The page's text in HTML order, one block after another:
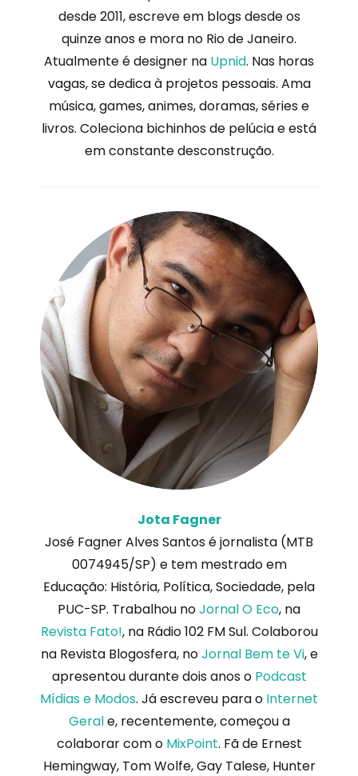
desde 2011, escreve em blogs desde os
quinze anos e mora no Rio de Janeiro.
Atualmente é designer na Upnid. Nas horas
vagas, se dedica à projetos pessoais. Ama
música, games, animes, doramas, séries e
livros. Coleciona bichinhos de pelúcia e está
em constante desconstrução.
Jota Fagner
José Fagner Alves Santos é jornalista (MTB
0074945/SP) e tem mestrado em
Educação: História, Política, Sociedade, pela
PUC-SP. Trabalhou noJornal O Eco, na
Revista Fato!, na Rádio 102 FM Sul. Colaborou
na Revista Blogosfera, noJornal Bem te Vi, e
apresentou durante dois anos o Podcast
Mídias e Modos. Já escreveu para o Internet
Gerale, recentemente, começou a
colaborar com o MixPoint. Fã de Ernest
Hemingway, Tom Wolfe, Gay Talese, Hunter